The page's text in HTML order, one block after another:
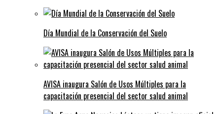
Día Mundial de la Conservación del Suelo
AVISA inaugura Salón de Usos Múltiples para la
capacitación presencial del sector salud animal